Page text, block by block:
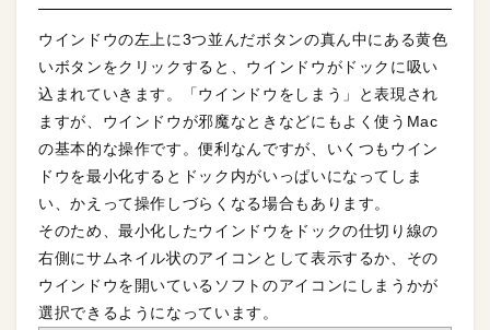
ウインドウの左上に3つ並んだボタンの真ん中にある黄色
いボタンをクリックすると、ウインドウがドックに吸い
込まれていきます。「ウインドウをしまう」と表現され
ますが、ウインドウが邪魔なときなどにもよく使うMac
の基本的な操作です。便利なんですが、いくつもウイン
ドウを最小化するとドック内がいっぱいになってしま
い、かえって操作しづらくなる場合もあります。
そのため、最小化したウインドウをドックの仕切り線の
右側にサムネイル状のアイコンとして表示するか、その
ウインドウを開いているソフトのアイコンにしまうかが
選択できるようになっています。